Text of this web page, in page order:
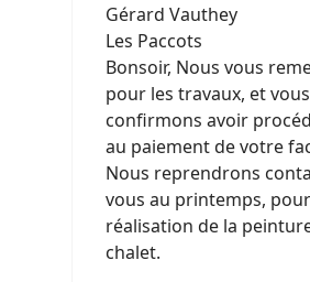
Gérard Vauthey
Les Paccots
Bonsoir, Nous vous
pour les travaux, et vous
confirmons avoir
au paiement de votre
Nous reprendrons
vous au printemps,
réalisation de la
chalet.